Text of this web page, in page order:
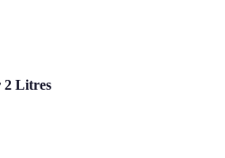
2 Litres